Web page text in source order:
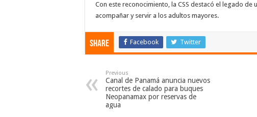
Con este reconocimiento, la CSS destacó el legado
acompañar y servir a los adultos mayores.
Share Facebook Twitter
Previous
Canal de Panamá anuncia nuevos
recortes de calado para buques
Neopanamax por reservas de
agua